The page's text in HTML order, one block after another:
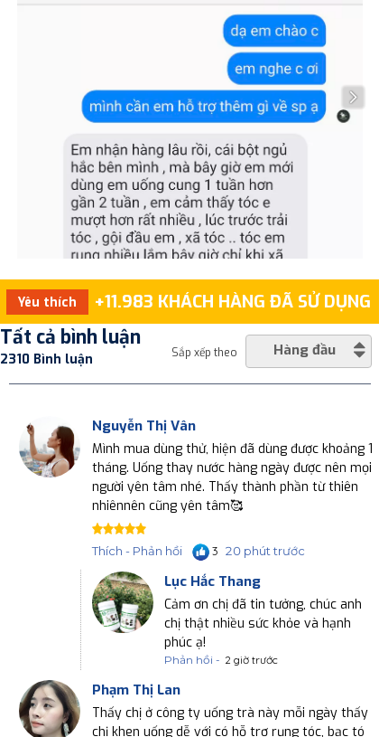
Yêu thích +11.983 KHÁCH HÀNG ĐÃ SỬ DỤNG
Hàng đầu
2310 Bình luận Sắp xếp theo
Tất cả bình luận
Nguyễn Thị Vân
Mình mua dùng thử, hiện đã dùng được khoảng 1
tháng. Uống thay nước hàng ngày được nên mọi
người yên tâm nhé. Thấy thành phần từ thiên
nhiênnên cũng yên tâm🥰
Thích - Phản hồi 20 phút trước
3
Lục Hắc Thang
Cảm ơn chị đã tin tưởng, chúc anh
chị thật nhiều sức khỏe và hạnh
phúc ạ!
Phản hồi - 2 giờ trước
Phạm Thị Lan
Thấy chị ở công ty uống trà này mỗi ngày thấy
chị khen uống dễ với có hỗ trợ rụng tóc, bạc tó